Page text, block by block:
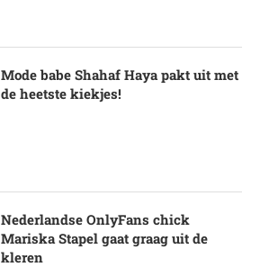
Mode babe Shahaf Haya pakt uit met
de heetste kiekjes!
Nederlandse OnlyFans chick
Mariska Stapel gaat graag uit de
kleren